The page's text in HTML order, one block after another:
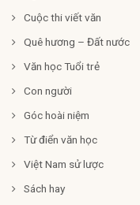
Cuộc thi viết văn
Quê hương – Đất nước
Văn học Tuổi trẻ
Con người
Góc hoài niệm
Từ điển văn học
Việt Nam sử lược
Sách hay